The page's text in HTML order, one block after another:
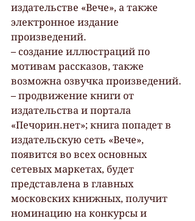
издательстве «Вече», а также
электронное издание
произведений.
– создание иллюстраций по
мотивам рассказов, также
возможна озвучка произведений.
– продвижение книги от
издательства и портала
«Печорин.нет»; книга попадет в
издательскую сеть «Вече»,
появится во всех основных
сетевых маркетах, будет
представлена в главных
московских книжных, получит
номинацию на конкурсы и